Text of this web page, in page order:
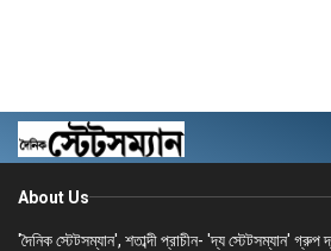
About Us
'দৈনিক স্টেটসম্যান', শতাব্দী প্রাচীন- 'দ্য স্টেটসম্যান' গ্রুপ